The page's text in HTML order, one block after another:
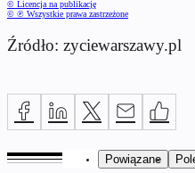
© Licencja na publikację
© ℗ Wszystkie prawa zastrzeżone
Źródło: zyciewarszawy.pl
Powiązane